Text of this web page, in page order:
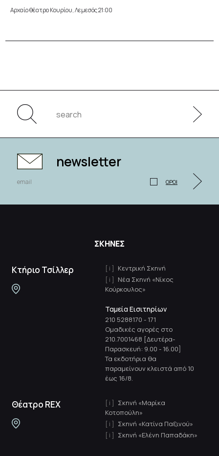
Αρχαίο θέατρο Κουρίου, Λεμεσός 21:00
newsletter
ΟΡΟΙ
ΣΚΗΝΕΣ
Κτήριο Τσίλλερ
Κεντρική Σκηνή
Νέα Σκηνή «Νίκος
Κούρκουλος»
Ταμεία Εισιτηρίων
210 5288170 - 171
Ομαδικές αγορές στο
210.7001468 [Δευτέρα-
Παρασκευή: 9.00 - 16.00]
Τα εκδοτήρια θα
παραμείνουν κλειστά από 10
έως 16/8.
Θέατρο REX
Σκηνή «Μαρίκα
Κοτοπούλη»
Σκηνή «Κατίνα Παξινού»
Σκηνή «Ελένη Παπαδάκη»